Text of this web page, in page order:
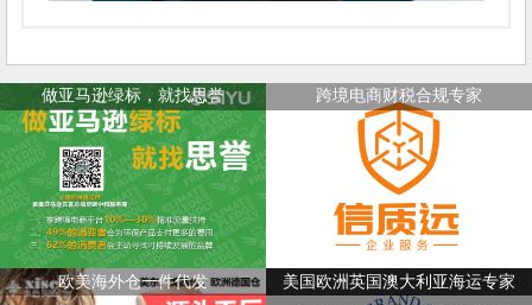
做亚马逊绿标，就找思誉 跨境电商财税合规专家
欧美海外仓一件代发 美国欧洲英国澳大利亚海运专家